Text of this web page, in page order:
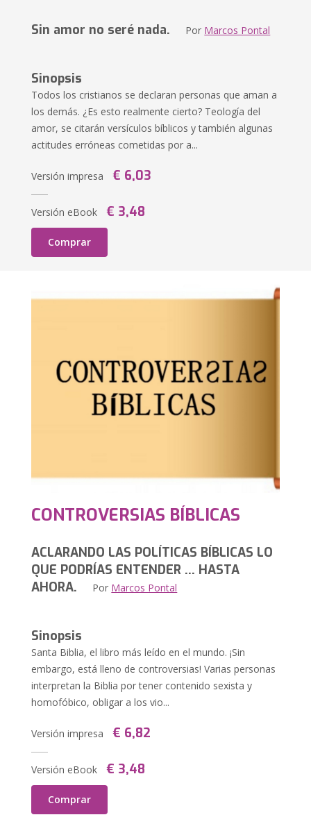
Sin amor no seré nada. Por Marcos Pontal
Sinopsis
Todos los cristianos se declaran personas que aman a
los demás. ¿Es esto realmente cierto? Teología del
amor, se citarán versículos bíblicos y también algunas
actitudes erróneas cometidas por a...
Versión impresa € 6,03
Versión eBook € 3,48
Comprar
CONTROVERSIAS BÍBLICAS
ACLARANDO LAS POLÍTICAS BÍBLICAS LO
QUE PODRÍAS ENTENDER ... HASTA
AHORA. Por Marcos Pontal
Sinopsis
Santa Biblia, el libro más leído en el mundo. ¡Sin
embargo, está lleno de controversias! Varias personas
interpretan la Biblia por tener contenido sexista y
homofóbico, obligar a los vio...
Versión impresa € 6,82
Versión eBook € 3,48
Comprar